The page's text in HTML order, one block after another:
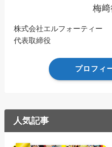
梅
株式会社エルフォーティー
代表取締役
プロフィ
人気記事